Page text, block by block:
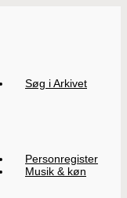
Søg i Arkivet
Personregister
Musik & køn